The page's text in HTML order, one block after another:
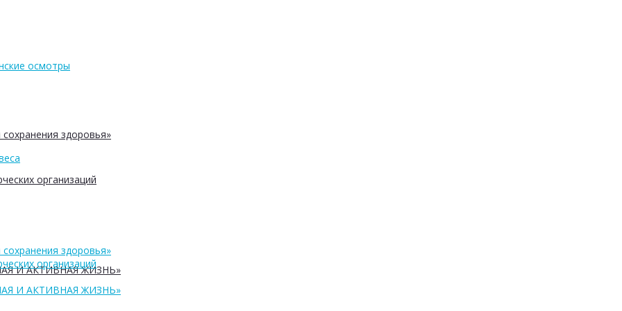
здоровья»
организаций
И АКТИВНАЯ ЖИЗНЬ»
осмотры
здоровья»
организаций
И АКТИВНАЯ ЖИЗНЬ»